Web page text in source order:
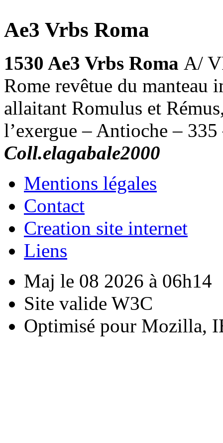
Ae3 Vrbs Roma
1530 Ae3 Vrbs Roma A/
Rome revêtue du manteau
allaitant Romulus et
l’exergue – Antioche –
Coll.elagabale2000
Mentions légales
Contact
Creation site internet
Liens
Maj le 08 2026 à 06h14
Site valide W3C
Optimisé pour Mozilla,